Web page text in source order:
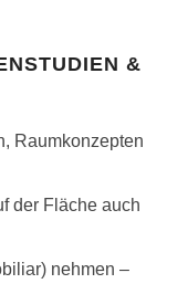
&
Raumkonzepten
der Fläche auch
nehmen –